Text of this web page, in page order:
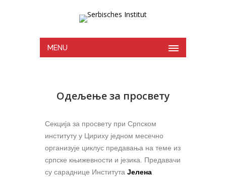
MENU
Одељење за просвету
Секција за просвету при Српском
институту у Цириху једном месечно
организује циклус предавања на теме из
српске књижевности и језика. Предавачи
су сараднице Института Јелена